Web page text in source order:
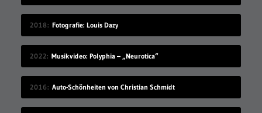
2018 Fotografie: Louis Dazy
2022 Musikvideo: Polyphia – „Neurotica“
2016 Auto-Schönheiten von Christian Schmidt